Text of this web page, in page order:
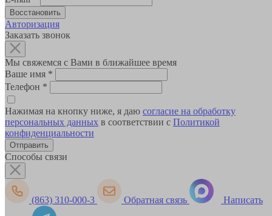
Авторизация
Заказать звонок
Мы свяжемся с Вами в ближайшее время
Ваше имя *
Телефон *
Нажимая на кнопку ниже, я даю согласие на обработку
персональных данных в соответствии с Политикой
конфиденциальности
Способы связи
(863) 310-000-3 Обратная связь Написать